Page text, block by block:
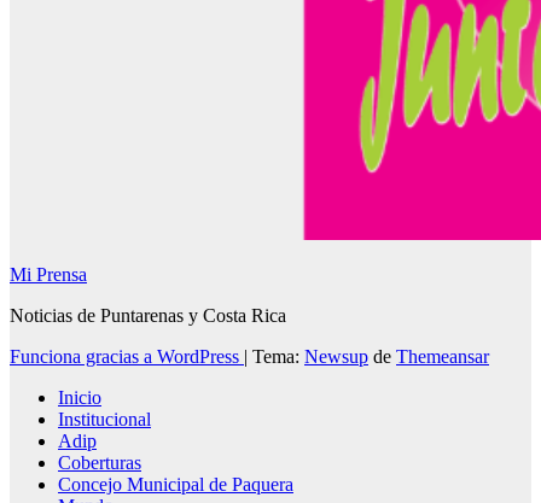
Mi Prensa
Noticias de Puntarenas y Costa Rica
Funciona gracias a WordPress | Tema: Newsup de Themeansar
Inicio
Institucional
Adip
Coberturas
Concejo Municipal de Paquera